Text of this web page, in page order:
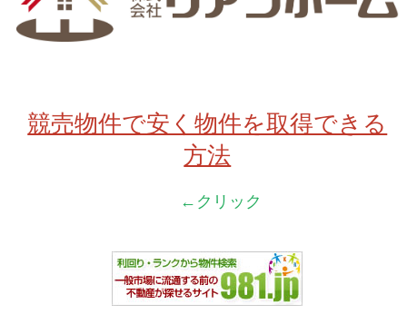
競売物件で安く物件を取得できる
方法
←クリック